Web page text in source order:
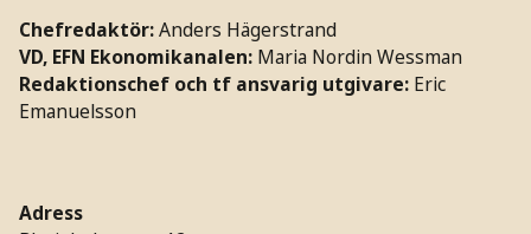
Chefredaktör:Anders Hägerstrand
VD, EFN Ekonomikanalen: Maria Nordin Wessman
Redaktionschef och tf ansvarig utgivare: Eric
Emanuelsson
Adress